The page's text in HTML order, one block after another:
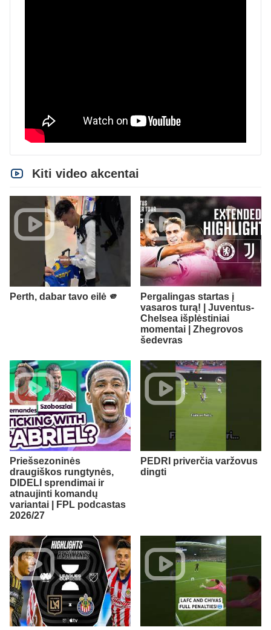
Kiti video akcentai
Perth, dabar tavo eilė 🫵
Pergalingas startas į
vasaros turą! | Juventus-
Chelsea išplėstiniai
momentai | Zhegrovos
šedevras
Priešsezoninės
draugiškos rungtynės,
DIDELI sprendimai ir
atnaujinti komandų
variantai | FPL podcastas
2026/27
PEDRI priverčia varžovus
dingti